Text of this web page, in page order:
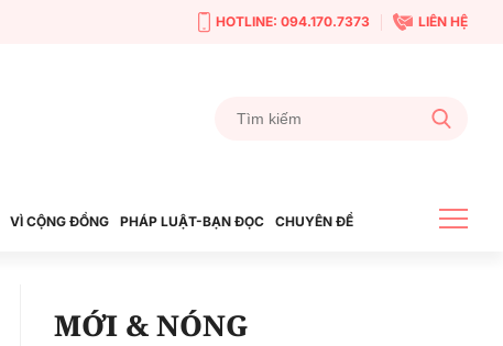
HOTLINE: 094.170.7373 LIÊN HỆ
VÌ CỘNG ĐỒNG PHÁP LUẬT-BẠN ĐỌC CHUYÊN ĐỀ
MỚI & NÓNG